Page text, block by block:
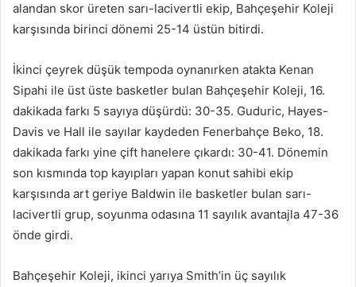
alandan skor üreten sarı-lacivertli ekip, Bahçeşehir Koleji
karşısında birinci dönemi 25-14 üstün bitirdi.
İkinci çeyrek düşük tempoda oynanırken atakta Kenan
Sipahi ile üst üste basketler bulan Bahçeşehir Koleji, 16.
dakikada farkı 5 sayıya düşürdü: 30-35. Guduric, Hayes-
Davis ve Hall ile sayılar kaydeden Fenerbahçe Beko, 18.
dakikada farkı yine çift hanelere çıkardı: 30-41. Dönemin
son kısmında top kayıpları yapan konut sahibi ekip
karşısında art geriye Baldwin ile basketler bulan sarı-
lacivertli grup, soyunma odasına 11 sayılık avantajla 47-36
önde girdi.
Bahçeşehir Koleji, ikinci yarıya Smith’in üç sayılık